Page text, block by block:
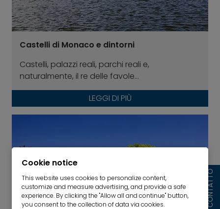
Castelli di Monaco e dintorni
Castelli, palazzi reali, parchi reali e,
naturalmente, il re delle favole...
LEGGI DI PIÙ
CONTATTO
Cookie notice
This website uses cookies to personalize content,
customize and measure advertising, and provide a safe
experience. By clicking the "Allow all and continue" button,
you consent to the collection of data via cookies.